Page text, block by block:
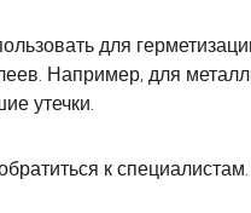
для
Например, для
утечки.
к